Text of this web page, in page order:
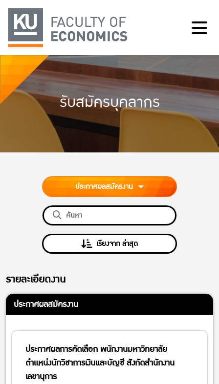
รับสมัครบุคลากร
ประกาศผลสมัครงาน
เรียงจาก ล่าสุด
รายละเอียดงาน
ประกาศผลสมัครงาน
ประกาศผลการคัดเลือก พนักงานมหาวิทยาลัย
ตำแหน่งนักวิชาการเงินและบัญชี สังกัดสำนักงาน
เลขานุการ